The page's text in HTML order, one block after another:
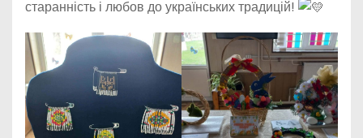
старанність і любов до українських традицій!